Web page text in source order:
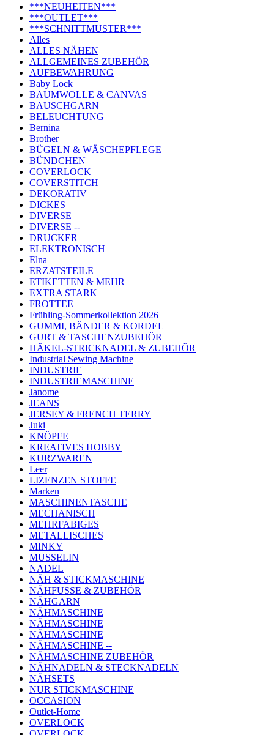
***NEUHEITEN***
***OUTLET***
***SCHNITTMUSTER***
Alles
ALLES NÄHEN
ALLGEMEINES ZUBEHÖR
AUFBEWAHRUNG
Baby Lock
BAUMWOLLE & CANVAS
BAUSCHGARN
BELEUCHTUNG
Bernina
Brother
BÜGELN & WÄSCHEPFLEGE
BÜNDCHEN
COVERLOCK
COVERSTITCH
DEKORATIV
DICKES
DIVERSE
DIVERSE --
DRUCKER
ELEKTRONISCH
Elna
ERZATSTEILE
ETIKETTEN & MEHR
EXTRA STARK
FROTTEE
Frühling-Sommerkollektion 2026
GUMMI, BÄNDER & KORDEL
GURT & TASCHENZUBEHÖR
HÄKEL-STRICKNADEL & ZUBEHÖR
Industrial Sewing Machine
INDUSTRIE
INDUSTRIEMASCHINE
Janome
JEANS
JERSEY & FRENCH TERRY
Juki
KNÖPFE
KREATIVES HOBBY
KURZWAREN
Leer
LIZENZEN STOFFE
Marken
MASCHINENTASCHE
MECHANISCH
MEHRFABIGES
METALLISCHES
MINKY
MUSSELIN
NADEL
NÄH & STICKMASCHINE
NÄHFUSSE & ZUBEHÖR
NÄHGARN
NÄHMASCHINE
NÄHMASCHINE
NÄHMASCHINE
NÄHMASCHINE --
NÄHMASCHINE ZUBEHÖR
NÄHNADELN & STECKNADELN
NÄHSETS
NUR STICKMASCHINE
OCCASION
Outlet-Home
OVERLOCK